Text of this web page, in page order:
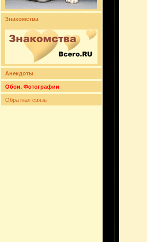
Знакомства
Анекдоты
Обои. Фотографии
Обратная связь